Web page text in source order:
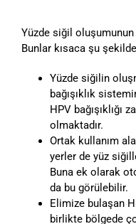
Yüzde siğil oluşumunun
Bunlar kısaca şu
Yüzde siğilin
bağışıklık
HPV bağışıklığı
olmaktadır.
Ortak kullanım
yerler de yüz
Buna ek olarak
da bu görülebilir.
Elimize bulaşan
birlikte bölgede